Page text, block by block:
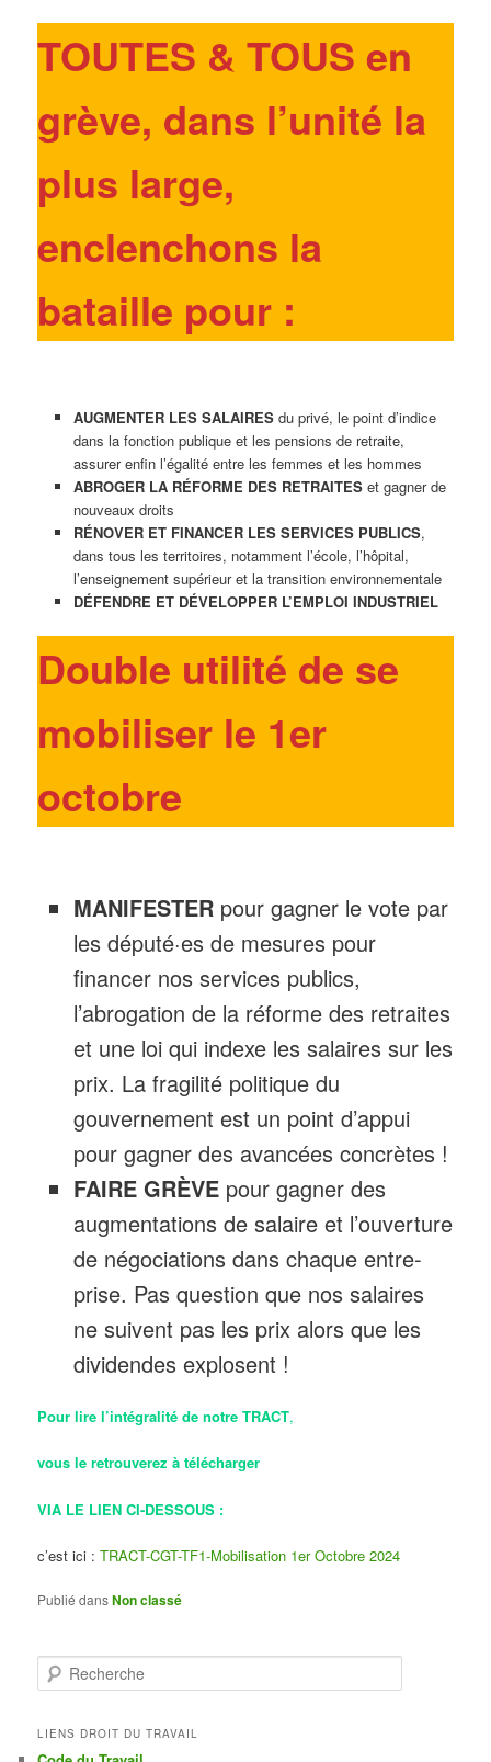
TOUTES & TOUS en
grève, dans l’unité la
plus large,
enclenchons la
bataille pour :
AUGMENTER LES SALAIRESdu privé, le point d’indice
dans la fonction publique et les pensions de retraite,
assurer enfin l’égalité entre les femmes et les hommes
ABROGER LA RÉFORME DES RETRAITES et gagner de
nouveaux droits
RÉNOVER ET FINANCER LES SERVICES PUBLICS,
dans tous les territoires, notamment l’école, l’hôpital,
l’enseignement supérieur et la transition environnementale
DÉFENDRE ET DÉVELOPPER L’EMPLOI INDUSTRIEL
Double utilité de se
mobiliser le 1er
octobre
MANIFESTERpour gagner le vote par
les député·es de mesures pour
financer nos services publics,
l’abrogation de la réforme des retraites
et une loi qui indexe les salaires sur les
prix. La fragilité politique du
gouvernement est un point d’appui
pour gagner des avancées concrètes !
FAIRE GRÈVEpour gagner des
augmentations de salaire et l’ouverture
de négociations dans chaque entre-
prise. Pas question que nos salaires
ne suivent pas les prix alors que les
dividendes explosent !
Pour lire l’intégralité de notre TRACT,
vous le retrouverez à télécharger
VIA LE LIEN CI-DESSOUS :
c’est ici :TRACT-CGT-TF1-Mobilisation 1er Octobre 2024
Publié dansNon classé
e
hLIENS DROIT DU TRAVAIL